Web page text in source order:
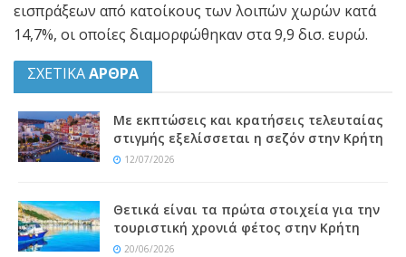
εισπράξεων από κατοίκους των λοιπών χωρών κατά
14,7%, οι οποίες διαμορφώθηκαν στα 9,9 δισ. ευρώ.
ΣΧΕΤΙΚΑΑΡΘΡΑ
Με εκπτώσεις και κρατήσεις τελευταίας
στιγμής εξελίσσεται η σεζόν στην Κρήτη
12/07/2026
Θετικά είναι τα πρώτα στοιχεία για την
τουριστική χρονιά φέτος στην Κρήτη
20/06/2026